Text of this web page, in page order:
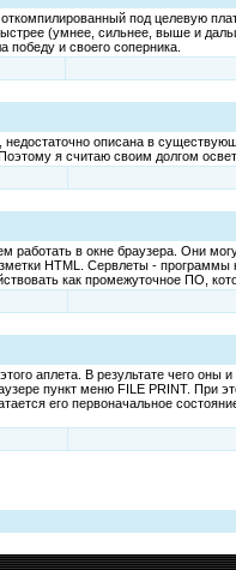
под целевую
(умнее, сильнее, выше и
и своего соперника.
описана в
я считаю своим долгом
в окне браузера. Они
HTML. Сервлеты -
как промежуточное ПО,
аплета. В результате чего
пункт меню FILE PRINT. При
его первоначальное